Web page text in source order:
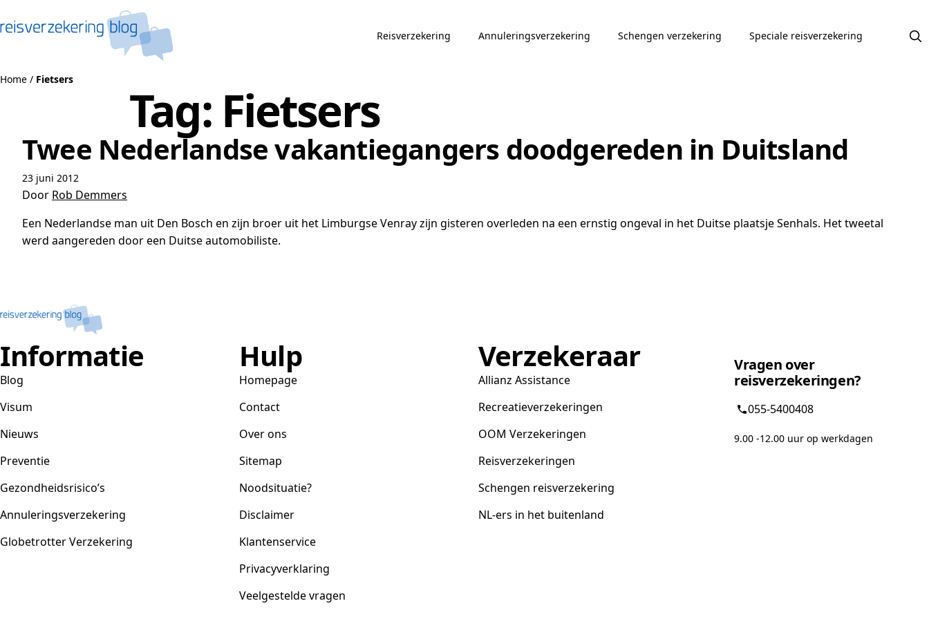
Reisverzekering Annuleringsverzekering Schengen verzekering Speciale reisverzekering
Home / Fietsers
Tag: Fietsers
Twee Nederlandse vakantiegangers doodgereden in Duitsland
23 juni 2012
Door Rob Demmers
Een Nederlandse man uit Den Bosch en zijn broer uit het Limburgse Venray zijn gisteren overleden na een ernstig ongeval in het Duitse plaatsje Senhals. Het tweetal
werd aangereden door een Duitse automobiliste.
Informatie
Blog
Visum
Nieuws
Preventie
Gezondheidsrisico’s
Annuleringsverzekering
Globetrotter Verzekering
Hulp
Homepage
Contact
Over ons
Sitemap
Noodsituatie?
Disclaimer
Klantenservice
Privacyverklaring
Veelgestelde vragen
Verzekeraar
Allianz Assistance
Recreatieverzekeringen
OOM Verzekeringen
Reisverzekeringen
Schengen reisverzekering
NL-ers in het buitenland
Vragen over
reisverzekeringen?
055-5400408
9.00 -12.00 uur op werkdagen